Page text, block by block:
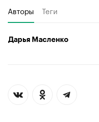
Авторы Теги
Дарья Масленко